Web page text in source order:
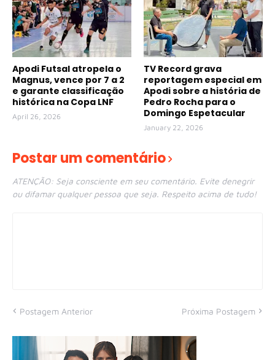
Apodi Futsal atropela o
Magnus, vence por 7 a 2
e garante classificação
histórica na Copa LNF
April 26, 2026
TV Record grava
reportagem especial em
Apodi sobre a história de
Pedro Rocha para o
Domingo Espetacular
January 22, 2026
Postar um comentário
ATENÇÃO: Seja consciente em seu comentário. Evite denegrir
ou difamar qualquer pessoa que seja. Respeito acima de tudo!
Postagem Anterior Próxima Postagem